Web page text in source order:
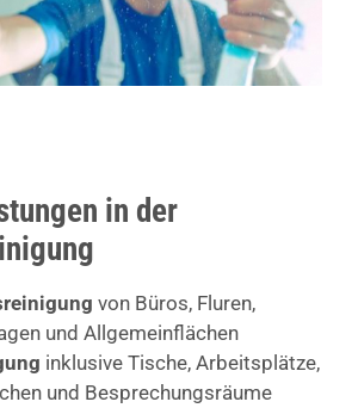
in der
von Büros, Fluren,
und Allgemeinflächen
inklusive Tische, Arbeitsplätze,
und Besprechungsräume